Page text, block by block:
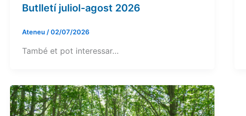
Butlletí juliol-agost 2026
Ateneu /02/07/2026
També et pot interessar…